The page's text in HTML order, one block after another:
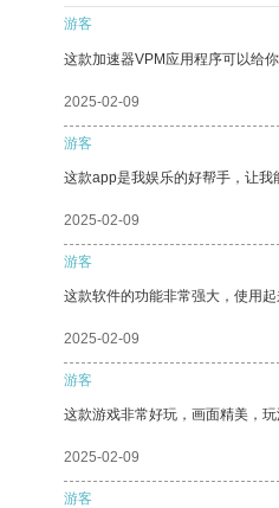
游客
这款加速器VPM应用程序可以给
2025-02-09
游客
这款app是我娱乐的好帮手，让我
2025-02-09
游客
这款软件的功能非常强大，使用起
2025-02-09
游客
这款游戏非常好玩，画面精美，
2025-02-09
游客